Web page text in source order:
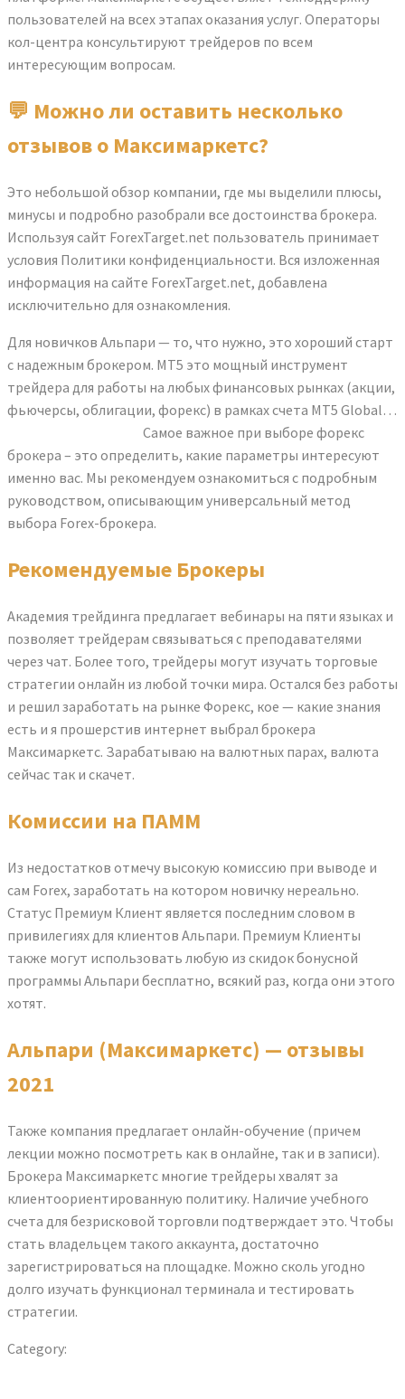
пользователей на всех этапах оказания услуг. Операторы
кол-центра консультируют трейдеров по всем
интересующим вопросам.
💬 Можно ли оставить несколько
отзывов о Максимаркетс?
Это небольшой обзор компании, где мы выделили плюсы,
минусы и подробно разобрали все достоинства брокера.
Используя сайт ForexTarget.net пользователь принимает
условия Политики конфиденциальности. Вся изложенная
информация на сайте ForexTarget.net, добавлена
исключительно для ознакомления.
Для новичков Альпари — то, что нужно, это хороший старт
с надежным брокером. MT5 это мощный инструмент
трейдера для работы на любых финансовых рынках (акции,
фьючерсы, облигации, форекс) в рамках счета MT5 Global…
Самое важное при выборе форекс
брокера – это определить, какие параметры интересуют
именно вас. Мы рекомендуем ознакомиться с подробным
руководством, описывающим универсальный метод
выбора Forex-брокера.
Рекомендуемые Брокеры
Академия трейдинга предлагает вебинары на пяти языках и
позволяет трейдерам связываться с преподавателями
через чат. Более того, трейдеры могут изучать торговые
стратегии онлайн из любой точки мира. Остался без работы
и решил заработать на рынке Форекс, кое — какие знания
есть и я прошерстив интернет выбрал брокера
Максимаркетс. Зарабатываю на валютных парах, валюта
сейчас так и скачет.
Комиссии на ПАММ
Из недостатков отмечу высокую комиссию при выводе и
сам Forex, заработать на котором новичку нереально.
Статус Премиум Клиент является последним словом в
привилегиях для клиентов Альпари. Премиум Клиенты
также могут использовать любую из скидок бонусной
программы Альпари бесплатно, всякий раз, когда они этого
хотят.
Альпари (Максимаркетс) — отзывы
2021
Также компания предлагает онлайн-обучение (причем
лекции можно посмотреть как в онлайне, так и в записи).
Брокера Максимаркетс многие трейдеры хвалят за
клиентоориентированную политику. Наличие учебного
счета для безрисковой торговли подтверждает это. Чтобы
стать владельцем такого аккаунта, достаточно
зарегистрироваться на площадке. Можно сколь угодно
долго изучать функционал терминала и тестировать
стратегии.
Category: